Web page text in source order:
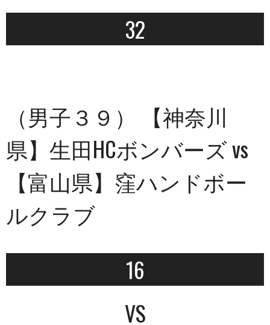
32
（男子３９） 【神奈川
県】生田HCボンバーズ vs
【富山県】窪ハンドボー
ルクラブ
16
VS